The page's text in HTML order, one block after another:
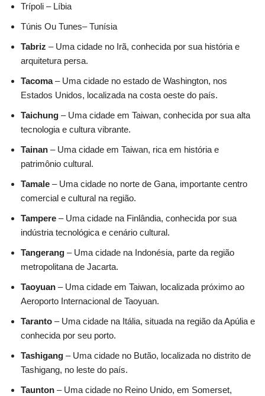
Trípoli – Líbia
Túnis Ou Tunes– Tunísia
Tabriz – Uma cidade no Irã, conhecida por sua história e
arquitetura persa.
Tacoma– Uma cidade no estado de Washington, nos
Estados Unidos, localizada na costa oeste do país.
Taichung – Uma cidade em Taiwan, conhecida por sua alta
tecnologia e cultura vibrante.
Tainan – Uma cidade em Taiwan, rica em história e
patrimônio cultural.
Tamale – Uma cidade no norte de Gana, importante centro
comercial e cultural na região.
Tampere – Uma cidade na Finlândia, conhecida por sua
indústria tecnológica e cenário cultural.
Tangerang – Uma cidade na Indonésia, parte da região
metropolitana de Jacarta.
Taoyuan – Uma cidade em Taiwan, localizada próximo ao
Aeroporto Internacional de Taoyuan.
Taranto – Uma cidade na Itália, situada na região da Apúlia e
conhecida por seu porto.
Tashigang – Uma cidade no Butão, localizada no distrito de
Tashigang, no leste do país.
Taunton – Uma cidade no Reino Unido, em Somerset,